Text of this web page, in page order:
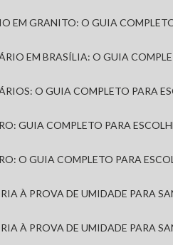
EM GRANITO: O GUIA
EM BRASÍLIA: O GUIA
O GUIA COMPLETO PARA
GUIA COMPLETO PARA
O GUIA COMPLETO PARA
À PROVA DE UMIDADE PARA
À PROVA DE UMIDADE PARA